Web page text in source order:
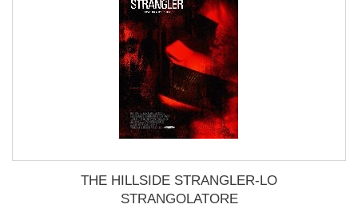
THE HILLSIDE STRANGLER-LO
STRANGOLATORE